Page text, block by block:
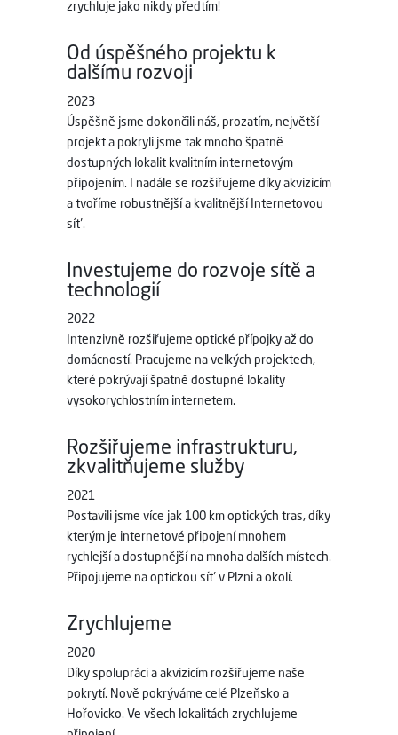
zrychluje jako nikdy předtím!
Od úspěšného projektu k
dalšímu rozvoji
2023
Úspěšně jsme dokončili náš, prozatím, největší
projekt a pokryli jsme tak mnoho špatně
dostupných lokalit kvalitním internetovým
připojením. I nadále se rozšiřujeme díky akvizicím
a tvoříme robustnější a kvalitnější Internetovou
síť.
Investujeme do rozvoje sítě a
technologií
2022
Intenzivně rozšiřujeme optické přípojky až do
domácností. Pracujeme na velkých projektech,
které pokrývají špatně dostupné lokality
vysokorychlostním internetem.
Rozšiřujeme infrastrukturu,
zkvalitňujeme služby
2021
Postavili jsme více jak 100 km optických tras, díky
kterým je internetové připojení mnohem
rychlejší a dostupnější na mnoha dalších místech.
Připojujeme na optickou síť v Plzni a okolí.
Zrychlujeme
2020
Díky spolupráci a akvizicím rozšiřujeme naše
pokrytí. Nově pokrýváme celé Plzeňsko a
Hořovicko. Ve všech lokalitách zrychlujeme